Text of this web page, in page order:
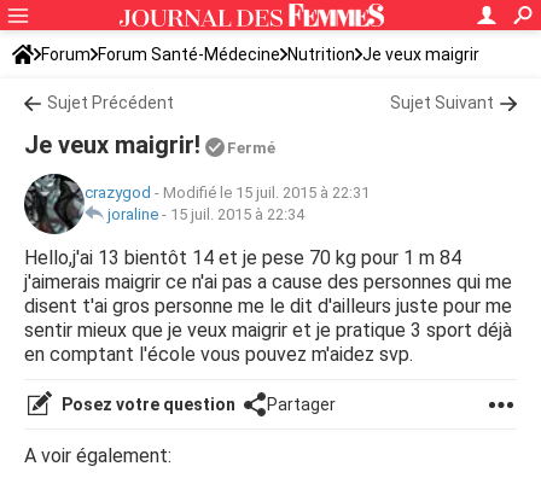
Forum Forum Santé-Médecine Nutrition Je veux maigrir
Sujet Précédent Sujet Suivant
Je veux maigrir! Fermé
crazygod - Modifié le 15 juil. 2015 à 22:31
joraline - 15 juil. 2015 à 22:34
Hello,j'ai 13 bientôt 14 et je pese 70 kg pour 1 m 84
j'aimerais maigrir ce n'ai pas a cause des personnes qui me
disent t'ai gros personne me le dit d'ailleurs juste pour me
sentir mieux que je veux maigrir et je pratique 3 sport déjà
en comptant l'école vous pouvez m'aidez svp.
Posez votre question Partager
A voir également: